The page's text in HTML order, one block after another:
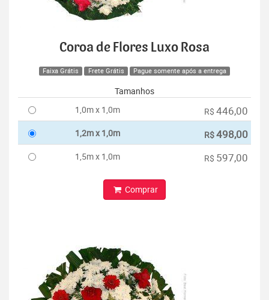
Coroa de Flores Luxo Rosa
Faixa Grátis Frete Grátis Pague somente após a entrega
Tamanhos
1,0m x 1,0m
R$ 446,00
1,2m x 1,0m R$498,00
1,5m x 1,0m R$ 597,00
Comprar